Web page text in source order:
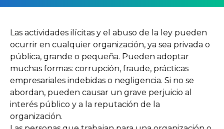
Las actividades ilícitas y el abuso de la ley pueden
ocurrir en cualquier organización, ya sea privada o
pública, grande o pequeña. Pueden adoptar
muchas formas: corrupción, fraude, prácticas
empresariales indebidas o negligencia. Si no se
abordan, pueden causar un grave perjuicio al
interés público y a la reputación de la
organización.